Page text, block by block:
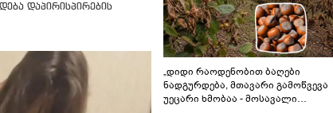
დაპირისპირების
„დიდი რაოდენობით ბაღები
ნადგურდება, მთავარი გამოწვევა
უეცარი ხმობაა - მოსავალი